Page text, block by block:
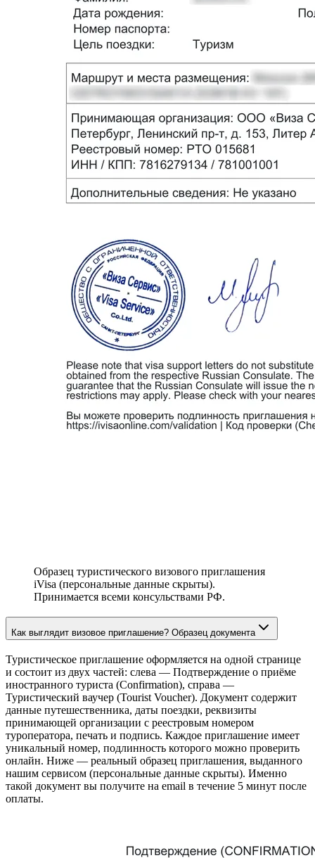
Образец туристического визового приглашения
iVisa (персональные данные скрыты).
Принимается всеми консульствами РФ.
Как выглядит визовое приглашение? Образец документа
Туристическое приглашение оформляется на одной странице
и состоит из двух частей: слева — Подтверждение о приёме
иностранного туриста (Confirmation), справа —
Туристический ваучер (Tourist Voucher). Документ содержит
данные путешественника, даты поездки, реквизиты
принимающей организации с реестровым номером
туроператора, печать и подпись. Каждое приглашение имеет
уникальный номер, подлинность которого можно проверить
онлайн. Ниже — реальный образец приглашения, выданного
нашим сервисом (персональные данные скрыты). Именно
такой документ вы получите на email в течение 5 минут после
оплаты.